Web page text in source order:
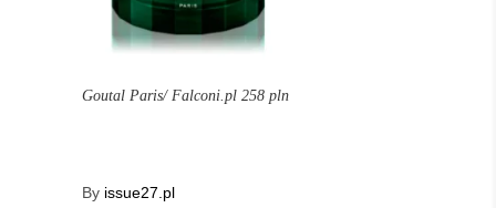
Goutal Paris/ Falconi.pl 258 pln
By issue27.pl